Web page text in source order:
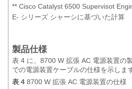
** Cisco Catalyst 6500 Supervisot
E- シリーズ シャーシに基づいた計算
製品仕様
表 4 に、8700 W 拡張 AC 電源装置の
での電源装置ケーブルの仕様を示しま
表 4 8700 W 拡張 AC 電源装置の仕様